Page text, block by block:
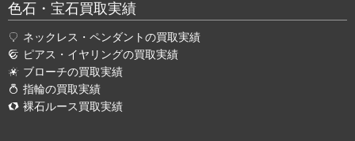
色石・宝石買取実績
ネックレス・ペンダントの買取実績
ピアス・イヤリングの買取実績
ブローチの買取実績
指輪の買取実績
裸石ルース買取実績